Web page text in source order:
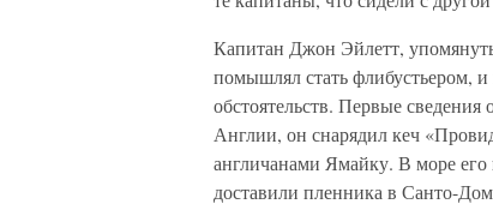
Капитан Джон Эйлетт,
помышлял стать флибустьером,
обстоятельств. Первые
Англии, он снарядил кеч
англичанами Ямайку. В море его
доставили пленника в Санто-